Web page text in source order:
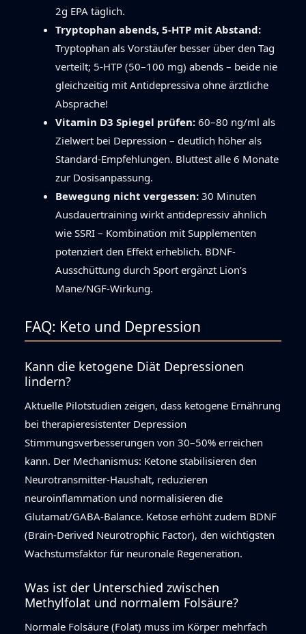
2g EPA täglich.
Tryptophan abends, 5-HTP mit Abstand:
Tryptophan als Vorstäufer besser über den Tag
verteilt; 5-HTP (50–100 mg) abends – beide nie
gleichzeitig mit Antidepressiva ohne ärztliche
Absprache!
Vitamin D3 Spiegel prüfen: 60–80 ng/ml als
Zielwert bei Depression – deutlich höher als
Standard-Empfehlungen. Bluttest alle 6 Monate
zur Dosisanpassung.
Bewegung nicht vergessen: 30 Minuten
Ausdauertraining wirkt antidepressiv ähnlich
wie SSRI – Kombination mit Supplementen
potenziert den Effekt erheblich. BDNF-
Ausschüttung durch Sport ergänzt Lion’s
Mane/NGF-Wirkung.
FAQ: Keto und Depression
Kann die ketogene Diät Depressionen
lindern?
Aktuelle Pilotstudien zeigen, dass ketogene Ernährung
bei therapieresistenter Depression
Stimmungsverbesserungen von 30–50% erreichen
kann. Der Mechanismus: Ketone stabilisieren den
Neurotransmitter-Haushalt, reduzieren
neuroinflammation und normalisieren die
Glutamat/GABA-Balance. Ketose erhöht zudem BDNF
(Brain-Derived Neurotrophic Factor), den wichtigsten
Wachstumsfaktor für neuronale Regeneration.
Was ist der Unterschied zwischen
Methylfolat und normalem Folsäure?
Normale Folsäure (Folat) muss im Körper mehrfach